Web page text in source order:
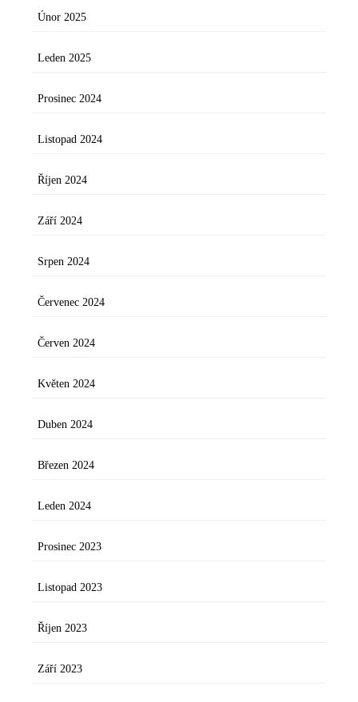
Únor 2025
Leden 2025
Prosinec 2024
Listopad 2024
Říjen 2024
Září 2024
Srpen 2024
Červenec 2024
Červen 2024
Květen 2024
Duben 2024
Březen 2024
Leden 2024
Prosinec 2023
Listopad 2023
Říjen 2023
Září 2023